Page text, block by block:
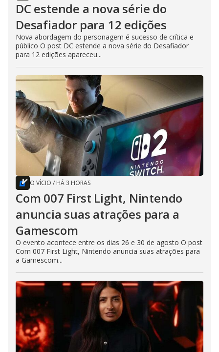
DC estende a nova série do
Desafiador para 12 edições
Nova abordagem do personagem é sucesso de crítica e
público O post DC estende a nova série do Desafiador
para 12 edições apareceu...
O VÍCIO / HÁ 3 HORAS
Com 007 First Light, Nintendo
anuncia suas atrações para a
Gamescom
O evento acontece entre os dias 26 e 30 de agosto O post
Com 007 First Light, Nintendo anuncia suas atrações para
a Gamescom...